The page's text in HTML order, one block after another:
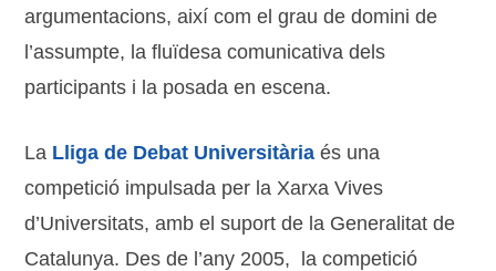
argumentacions, així com el grau de domini de
l’assumpte, la fluïdesa comunicativa dels
participants i la posada en escena.
La Lliga de Debat Universitària és una
competició impulsada per la Xarxa Vives
d’Universitats, amb el suport de la Generalitat de
Catalunya. Des de l’any 2005, la competició